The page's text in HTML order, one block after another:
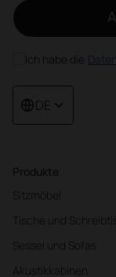
Produkte
Sitzmöbel
Tische und
Sessel und Sofas
Akustikkabinen
Ich habe die
DE